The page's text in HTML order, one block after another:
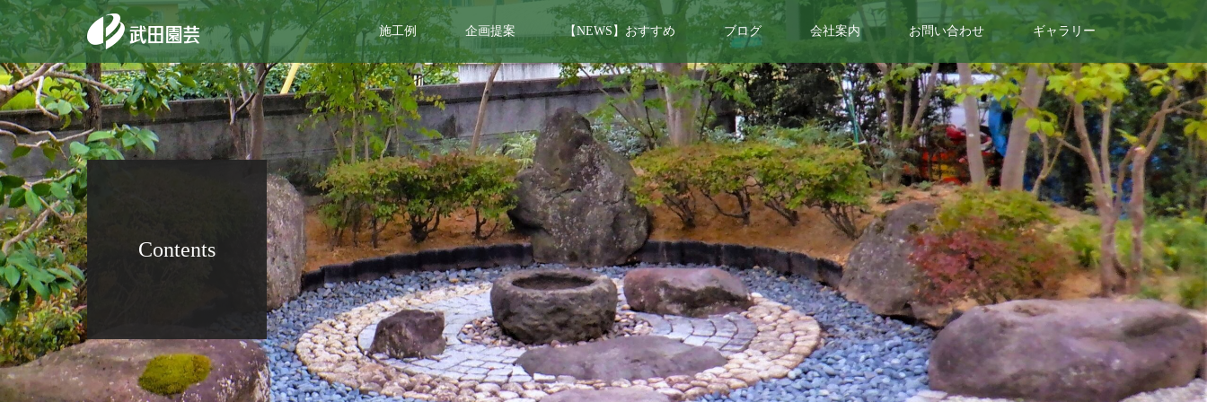
施工例 企画提案 【NEWS】おすすめ ブログ 会社案内 お問い合わせ ギャラリー
Contents